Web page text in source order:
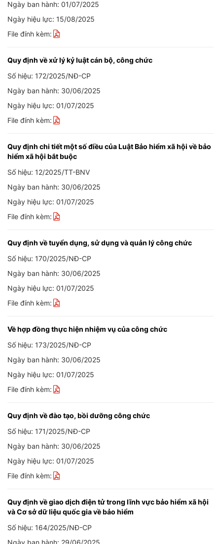
Ngày ban hành: 01/07/2025
Ngày hiệu lực: 15/08/2025
File đính kèm:
Quy định về xử lý kỷ luật cán bộ, công chức
Số hiệu: 172/2025/NĐ-CP
Ngày ban hành: 30/06/2025
Ngày hiệu lực: 01/07/2025
File đính kèm:
Quy định chi tiết một số điều của Luật Bảo hiểm xã hội về bảo
hiểm xã hội bắt buộc
Số hiệu: 12/2025/TT-BNV
Ngày ban hành: 30/06/2025
Ngày hiệu lực: 01/07/2025
File đính kèm:
Quy định về tuyển dụng, sử dụng và quản lý công chức
Số hiệu: 170/2025/NĐ-CP
Ngày ban hành: 30/06/2025
Ngày hiệu lực: 01/07/2025
File đính kèm:
Về hợp đồng thực hiện nhiệm vụ của công chức
Số hiệu: 173/2025/NĐ-CP
Ngày ban hành: 30/06/2025
Ngày hiệu lực: 01/07/2025
File đính kèm:
Quy định về đào tạo, bồi dưỡng công chức
Số hiệu: 171/2025/NĐ-CP
Ngày ban hành: 30/06/2025
Ngày hiệu lực: 01/07/2025
File đính kèm:
Quy định về giao dịch điện tử trong lĩnh vực bảo hiểm xã hội
và Cơ sở dữ liệu quốc gia về bảo hiểm
Số hiệu: 164/2025/NĐ-CP
Ngày ban hành: 29/06/2025